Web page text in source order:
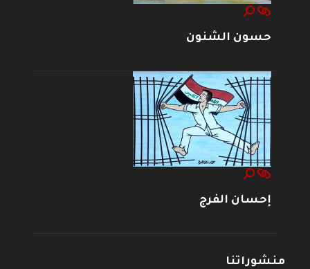
حسون الشنون
إحسان الفرج
منشوراتنا